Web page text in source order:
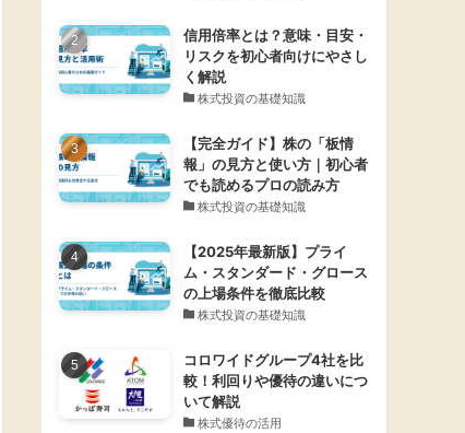
信用倍率とは？意味・目安・
リスクを初心者向けにやさし
く解説
株式投資の基礎知識
【完全ガイド】株の「板情
報」の見方と使い方｜初心者
でも読めるプロの読み方
株式投資の基礎知識
【2025年最新版】プライ
ム・スタンダード・グロース
の上場条件を徹底比較
株式投資の基礎知識
コロワイドグループ4社を比
較！利回りや優待の違いにつ
いて解説
株式優待の活用